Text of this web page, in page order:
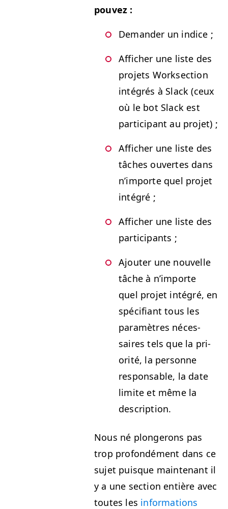
pouvez :
Deman­der un indice ;
Affich­er une liste des
pro­jets Work­sec­tion
inté­grés à Slack (ceux
où le bot Slack est
par­tic­i­pant au projet) ;
Affich­er une liste des
tâch­es ouvertes dans
n’im­porte quel pro­jet
intégré ;
Affich­er une liste des
participants ;
Ajouter une nou­velle
tâche à n’im­porte
quel pro­jet inté­gré, en
spé­ci­fi­ant tous les
paramètres néces­
saires tels que la pri­
or­ité, la per­son­ne
respon­s­able, la date
lim­ite et même la
description.
Nous né plongerons pas
trop pro­fondé­ment dans ce
sujet puisque main­tenant il
y a une sec­tion entière avec
toutes les infor­ma­tions